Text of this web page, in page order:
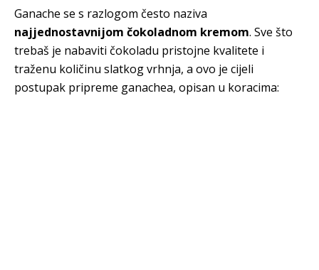
Ganache se s razlogom često naziva
najjednostavnijom čokoladnom kremom. Sve što
trebaš je nabaviti čokoladu pristojne kvalitete i
traženu količinu slatkog vrhnja, a ovo je cijeli
postupak pripreme ganachea, opisan u koracima: